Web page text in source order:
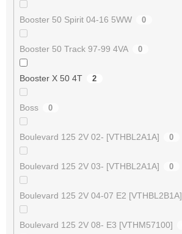
Booster 50 Spirit 04-16 5WW 0
Booster 50 Track 97-99 4VA 0
Booster X 50 4T 2
Boss 0
Boulevard 125 2V 02- [VTHBL2A1A] 0
Boulevard 125 2V 03- [VTHBL2A1A] 0
Boulevard 125 2V 04-07 E2 [VTHBL2B1A]
Boulevard 125 2V 08- E3 [VTHM57100]